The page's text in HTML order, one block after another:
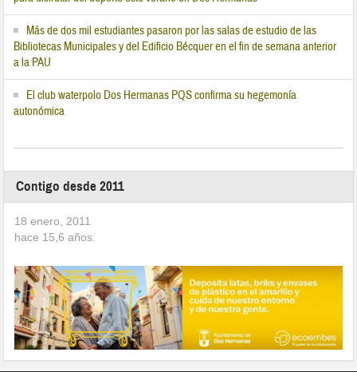
Más de dos mil estudiantes pasaron por las salas de estudio de las
Bibliotecas Municipales y del Edificio Bécquer en el fin de semana anterior
a la PAU
El club waterpolo Dos Hermanas PQS confirma su hegemonía
autonómica
Contigo desde 2011
18 enero, 2011
hace 15,6 años.